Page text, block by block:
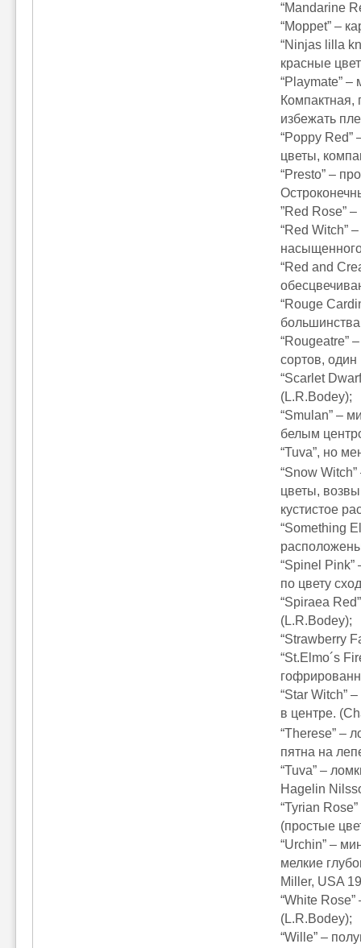
“Mandarine
“Moppet” –
“Ninjas lilla
красные
“Playmate”
Компактная,
избежать
“Poppy Red”
цветы,
“Presto” –
”Red Rose”
“Red Witch”
“Red and
“Rouge
“Rougeatre”
сортов,
“Scarlet
(L.R.Bodey);
“Smulan” –
белым
“Tuva”, но
“Snow
цветы,
кустистое
“Something
“Spinel
по цвету
“Spiraea
(L.R.Bodey);
“Strawberry
“St.Elmo´s
“Star Witch”
в центре.
“Therese” –
пятна на
“Tuva” –
Hagelin
“Tyrian
(простые
“Urchin” –
мелкие
Miller, USA
“White
(L.R.Bodey);
“Wille” –